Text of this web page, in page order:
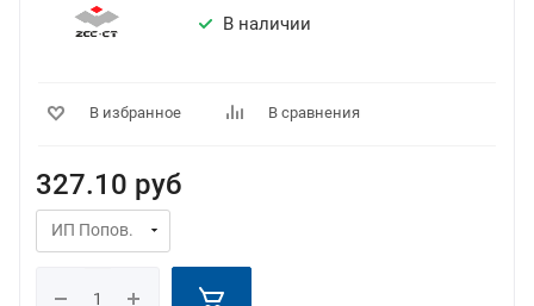
В наличии
В избранное В сравнения
327.10 руб